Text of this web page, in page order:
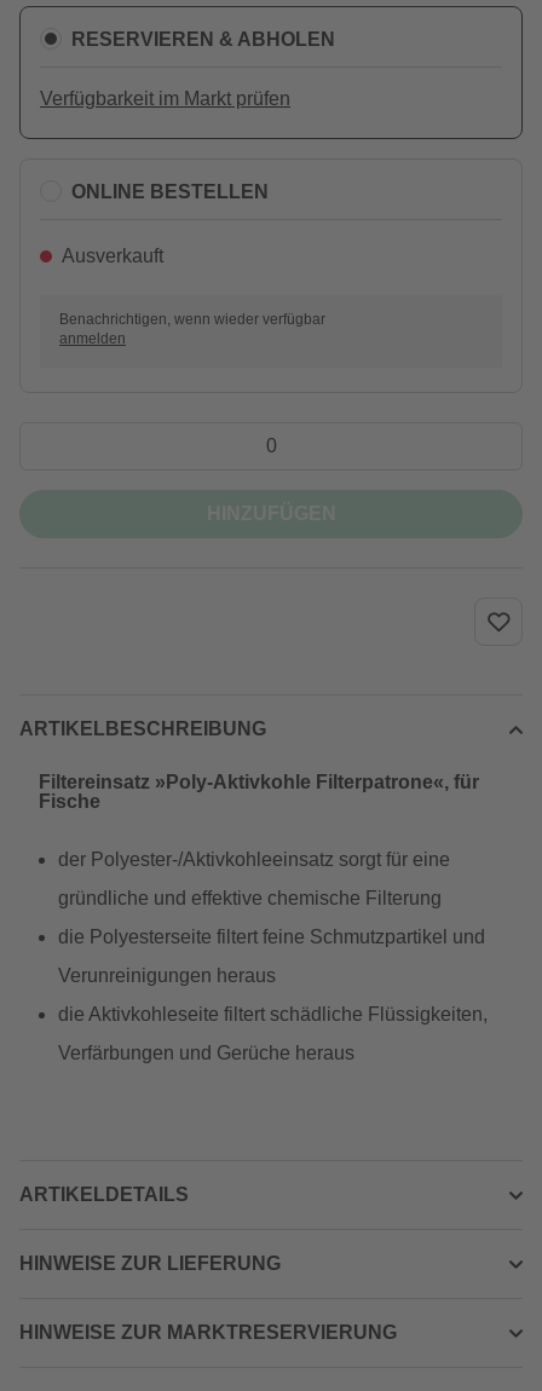
RESERVIEREN & ABHOLEN
Verfügbarkeit im Markt prüfen
ONLINE BESTELLEN
Ausverkauft
Benachrichtigen, wenn wieder verfügbar
anmelden
ARTIKELBESCHREIBUNG
Filtereinsatz »Poly-Aktivkohle Filterpatrone«, für
Fische
der Polyester-/Aktivkohleeinsatz sorgt für eine
gründliche und effektive chemische Filterung
die Polyesterseite filtert feine Schmutzpartikel und
Verunreinigungen heraus
die Aktivkohleseite filtert schädliche Flüssigkeiten,
Verfärbungen und Gerüche heraus
ARTIKELDETAILS
HINWEISE ZUR LIEFERUNG
HINWEISE ZUR MARKTRESERVIERUNG